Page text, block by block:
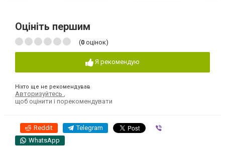
Оцініть першим
(0 оцінок)
Я рекомендую
Ніхто ще не рекомендував
Авторизуйтесь
щоб оцінити і порекомендувати
Reddit Telegram
WhatsApp